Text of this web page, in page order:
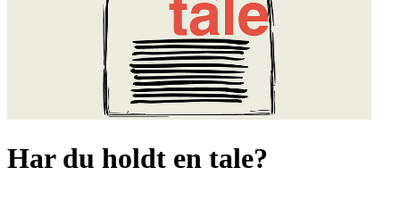
Har du holdt en tale?